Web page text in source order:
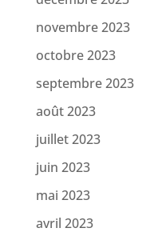
novembre 2023
octobre 2023
septembre 2023
août 2023
juillet 2023
juin 2023
mai 2023
avril 2023